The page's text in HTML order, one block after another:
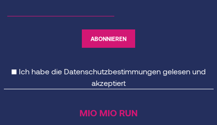
Ich habe die Datenschutzbestimmungengelesen und
akzeptiert
MIO MIO RUN